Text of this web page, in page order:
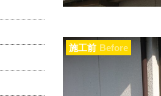
施工前 Before